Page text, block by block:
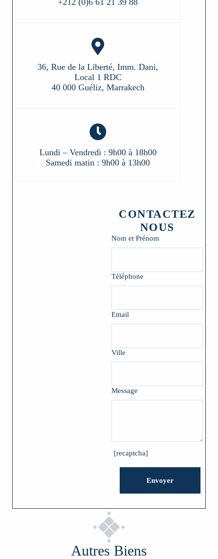
36, Rue de la Liberté, Imm. Dani,
Local 1 RDC
40 000 Guéliz, Marrakech
Lundi – Vendredi : 9h00 à 18h00
Samedi matin : 9h00 à 13h00
CONTACTEZ
NOUS
Nom et Prénom
Téléphone
Email
Ville
Message
[recaptcha]
Autres Biens